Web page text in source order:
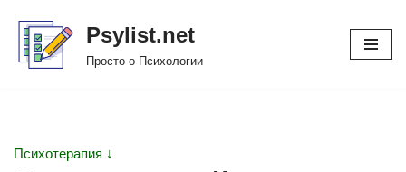
Перейти
Psylist.net
Просто о Психологии
Психотерапия ↓